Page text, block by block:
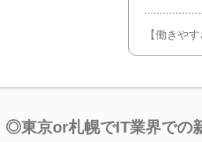
【働きや
東京or札幌でIT業界での